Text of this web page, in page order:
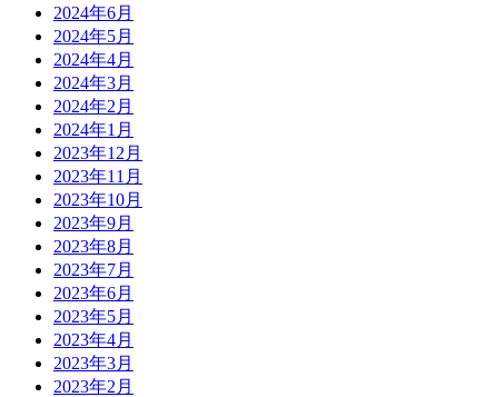
2024年6月
2024年5月
2024年4月
2024年3月
2024年2月
2024年1月
2023年12月
2023年11月
2023年10月
2023年9月
2023年8月
2023年7月
2023年6月
2023年5月
2023年4月
2023年3月
2023年2月